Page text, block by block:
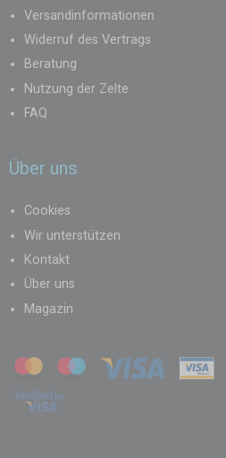
Versandinformationen
Widerruf des Vertrags
Beratung
Nutzung der Zelte
FAQ
Über uns
Cookies
Wir unterstützen
Kontakt
Über uns
Magazin